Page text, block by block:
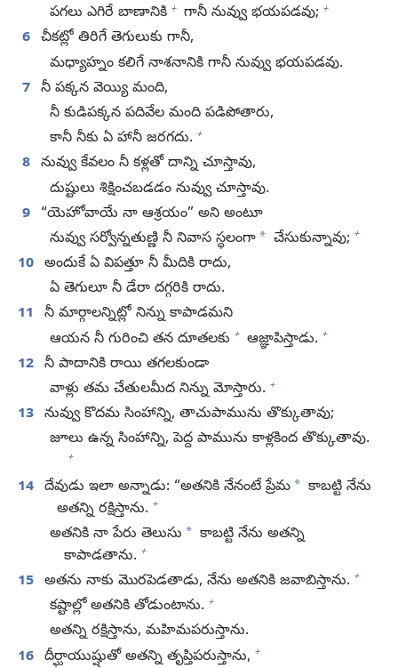
పగలు ఎగిరే బాణానికి + గానీ నువ్వు భయపడవు; +
6 చీకట్లో తిరిగే తెగులుకు గానీ,
మధ్యాహ్నం కలిగే నాశనానికి గానీ నువ్వు భయపడవు.
7 నీ పక్కన వెయ్యి మంది,
నీ కుడిపక్కన పదివేల మంది పడిపోతారు,
కానీ నీకు ఏ హానీ జరగదు. +
8 నువ్వు కేవలం నీ కళ్లతో దాన్ని చూస్తావు,
దుష్టులు శిక్షించబడడం నువ్వు చూస్తావు.
9 “యెహోవాయే నా ఆశ్రయం” అని అంటూ
నువ్వు సర్వోన్నతుణ్ణి నీ నివాస స్థలంగా * చేసుకున్నావు; +
10 అందుకే ఏ విపత్తూ నీ మీదికి రాదు,
ఏ తెగులూ నీ డేరా దగ్గరికి రాదు.
11
నీ మార్గాలన్నిట్లో నిన్ను కాపాడమని
ఆయన నీ గురించి తన దూతలకు + ఆజ్ఞాపిస్తాడు. +
12 నీ పాదానికి రాయి తగలకుండా
వాళ్లు తమ చేతులమీద నిన్ను మోస్తారు. +
13 నువ్వు కొదమ సింహాన్ని, తాచుపామును తొక్కుతావు;
జూలు ఉన్న సింహాన్ని, పెద్ద పామును కాళ్లకింద తొక్కుతావు.
+
14 దేవుడు ఇలా అన్నాడు: “అతనికి నేనంటే ప్రేమ * కాబట్టి నేను
అతన్ని రక్షిస్తాను. +
అతనికి నా పేరు తెలుసు * కాబట్టి నేను అతన్ని
కాపాడతాను. +
15 అతను నాకు మొరపెడతాడు, నేను అతనికి జవాబిస్తాను. +
కష్టాల్లో అతనికి తోడుంటాను. +
అతన్ని రక్షిస్తాను, మహిమపరుస్తాను.
16 దీర్ఘాయుష్షుతో అతన్ని తృప్తిపరుస్తాను, +